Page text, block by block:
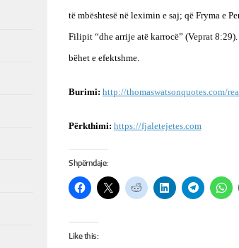
të mbështesë në leximin e saj; që Fryma e
Filipit “dhe arrije atë karrocë” (Veprat
bëhet e efektshme.
Burimi: http://thomaswatsonquotes.com/
Përkthimi: https://fjaletejetes.com
Shpërndaje:
Like this: